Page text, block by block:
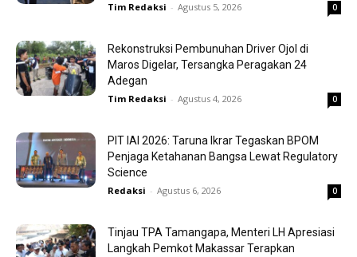
Tim Redaksi - Agustus 5, 2026 0
Rekonstruksi Pembunuhan Driver Ojol di
Maros Digelar, Tersangka Peragakan 24
Adegan
Tim Redaksi - Agustus 4, 2026 0
PIT IAI 2026: Taruna Ikrar Tegaskan BPOM
Penjaga Ketahanan Bangsa Lewat Regulatory
Science
Redaksi - Agustus 6, 2026 0
Tinjau TPA Tamangapa, Menteri LH Apresiasi
Langkah Pemkot Makassar Terapkan